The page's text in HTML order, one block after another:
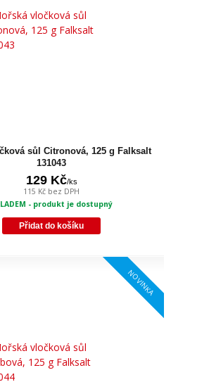
sůl Citronová, 125 g Falksalt
131043
129 Kč/ks
115 Kč bez DPH
- produkt je dostupný
Přidat do košíku
NOVINKA